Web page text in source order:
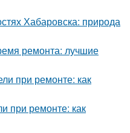
Хабаровска: природа
ремонта: лучшие
при ремонте: как
при ремонте: как